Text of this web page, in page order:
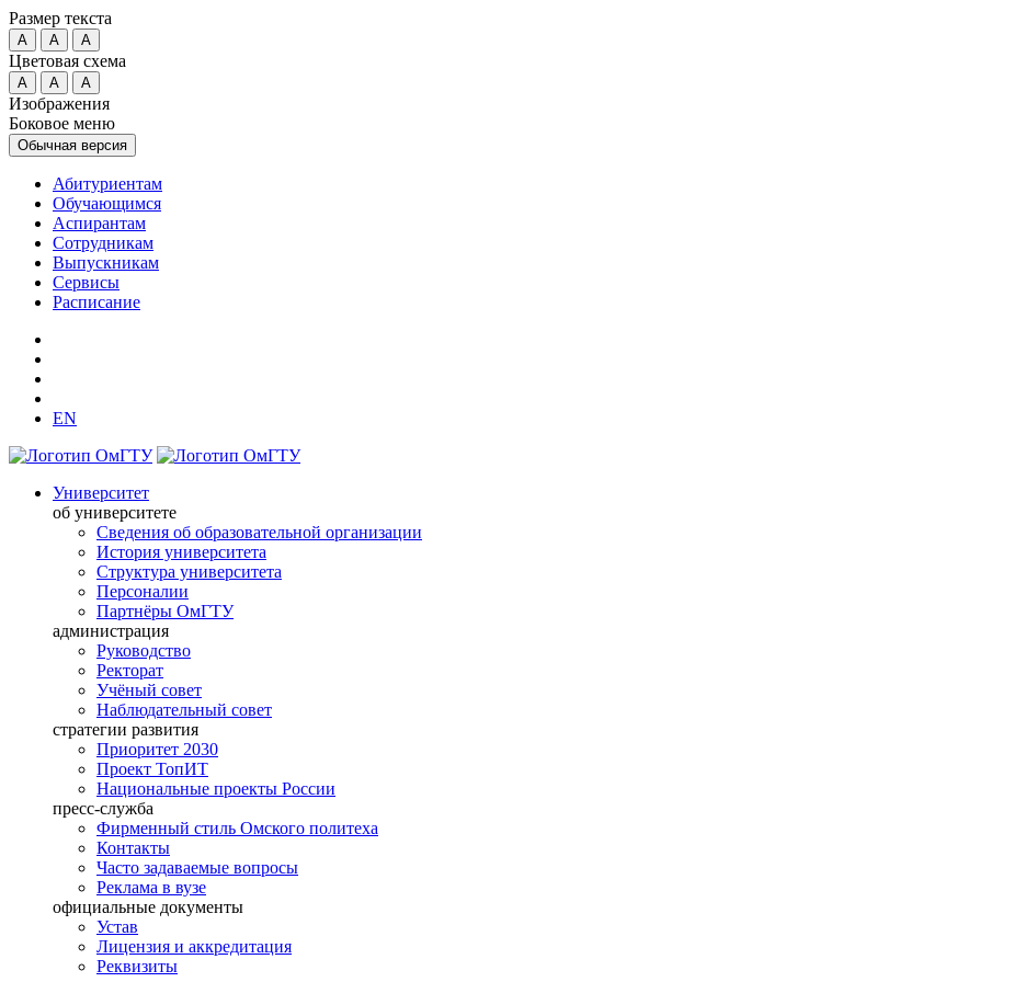
Размер текста
A A A
Цветовая схема
A A A
Изображения
Боковое меню
Обычная версия
Абитуриентам
Обучающимся
Аспирантам
Сотрудникам
Выпускникам
Сервисы
Расписание
EN
Университет
об университете
Сведения об образовательной организации
История университета
Структура университета
Персоналии
Партнёры ОмГТУ
администрация
Руководство
Ректорат
Учёный совет
Наблюдательный совет
стратегии развития
Приоритет 2030
Проект ТопИТ
Национальные проекты России
пресс-служба
Фирменный стиль Омского политеха
Контакты
Часто задаваемые вопросы
Реклама в вузе
официальные документы
Устав
Лицензия и аккредитация
Реквизиты